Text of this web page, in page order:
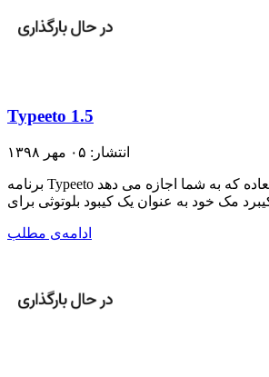
Typeeto 1.5
انتشار: ۰۵ مهر ۱۳۹۸
برنامه Typeeto یک ابزار بسیار فوق العاده که به شما اجازه می دهد
ادامه‌ی مطلب